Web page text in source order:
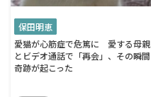
保田明恵
愛猫が心筋症で危篤に 愛する母親
とビデオ通話で「再会」、その瞬間
奇跡が起こった